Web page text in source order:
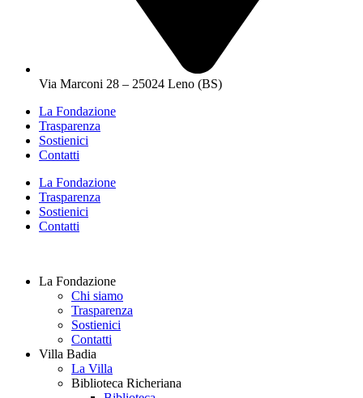
Via Marconi 28 – 25024 Leno (BS)
La Fondazione
Trasparenza
Sostienici
Contatti
La Fondazione
Trasparenza
Sostienici
Contatti
La Fondazione
Chi siamo
Trasparenza
Sostienici
Contatti
Villa Badia
La Villa
Biblioteca Richeriana